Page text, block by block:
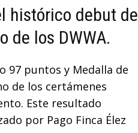
histórico debut de
de los DWWA.
97 puntos y Medalla de
de los certámenes
Este resultado
por Pago Finca Élez